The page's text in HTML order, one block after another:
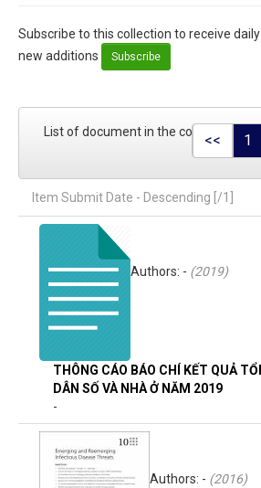
Subscribe to this collection to receive
new additions
List of document in the collection
<< 1
Item Submit Date - Descending [/1]
THÔNG CÁO BÁO CHÍ KẾT QUẢ
DÂN SỐ VÀ NHÀ Ở NĂM 2019
Authors: - (2019)
-
Authors: - (2016)